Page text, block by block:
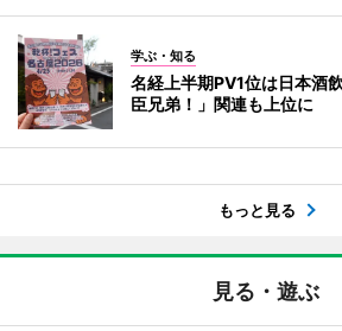
学ぶ・知る
名経上半期PV1位は日本酒
臣兄弟！」関連も上位に
もっと見る
見る・遊ぶ